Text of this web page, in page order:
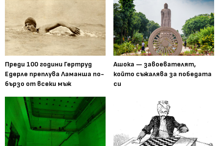
Преди 100 години Гертруд
Едерле преплува Ламанша по-
бързо от всеки мъж
Ашока — завоевателят,
който съжалява за победата
си